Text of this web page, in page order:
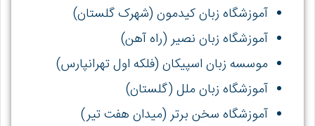
آموزشگاه زبان کیدمون (شهرک گلستان)
آموزشگاه زبان نصیر (راه آهن)
موسسه زبان اسپیکان (فلکه اول تهرانپارس)
آموزشگاه زبان ملل (گلستان)
آموزشگاه سخن برتر (میدان هفت تیر)